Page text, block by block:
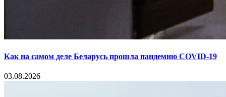
Как на самом деле Беларусь прошла пандемию COVID-19
03.08.2026